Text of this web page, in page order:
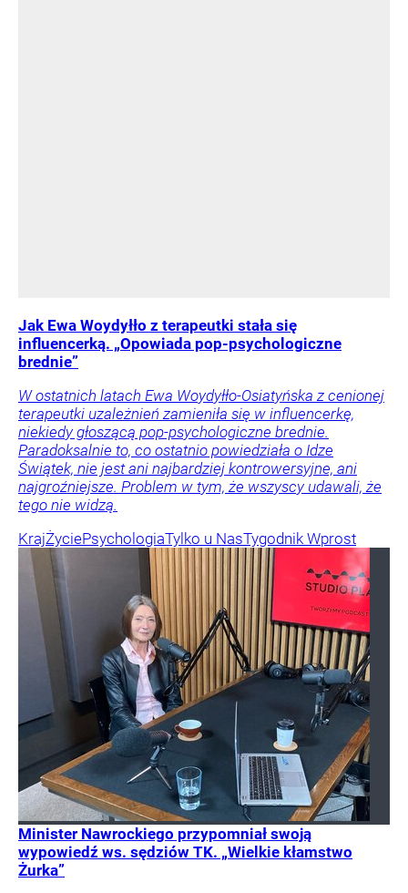
Jak Ewa Woydyłło z terapeutki stała się
influencerką. „Opowiada pop-psychologiczne
brednie”
W ostatnich latach Ewa Woydyłło-Osiatyńska z cenionej
terapeutki uzależnień zamieniła się w influencerkę,
niekiedy głoszącą pop-psychologiczne brednie.
Paradoksalnie to, co ostatnio powiedziała o Idze
Świątek, nie jest ani najbardziej kontrowersyjne, ani
najgroźniejsze. Problem w tym, że wszyscy udawali, że
tego nie widzą.
KrajŻyciePsychologiaTylko u NasTygodnik Wprost
Minister Nawrockiego przypomniał swoją
wypowiedź ws. sędziów TK. „Wielkie kłamstwo
Żurka”